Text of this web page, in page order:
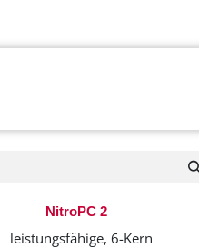
NitroPC 2
leistungsfähige, 6-Kern